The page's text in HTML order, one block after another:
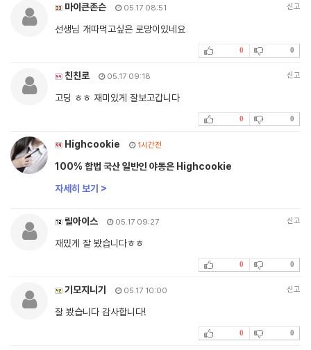
마이큰존슨 05.17 08:51 신고
선생님 개따먹고싶은 로망이있네요
0 0
친친로 05.17 09:18 신고
고딩 ㅎㅎ 재미있게 잘보고갑니다
0 0
Highcookie 1시간전
100% 합법 국산 일반인 야동은 Highcookie
자세히 보기 >
릴아이스 05.17 09:27 신고
재밌게 잘 봤습니다ㅎㅎ
0 0
기모지니기 05.17 10:00 신고
잘 봤습니다 감사합니다!
0 0